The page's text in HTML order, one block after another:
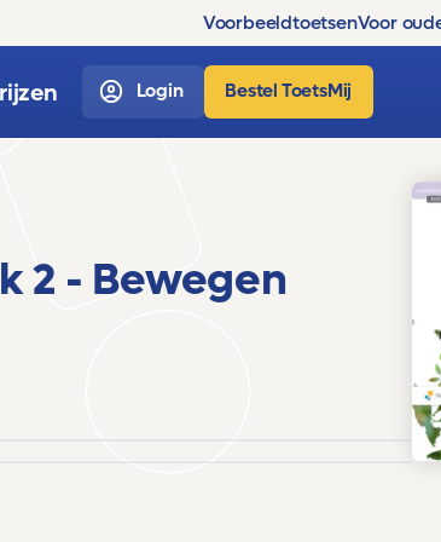
VoorbeeldtoetsenVoor
Login Bestel ToetsMij
2 - Bewegen